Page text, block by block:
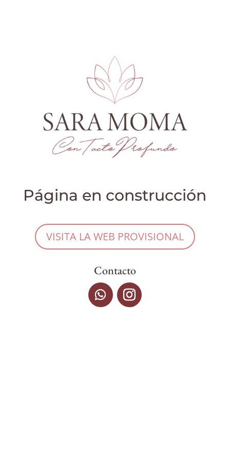
Página en construcción
VISITA LA WEB PROVISIONAL
Contacto